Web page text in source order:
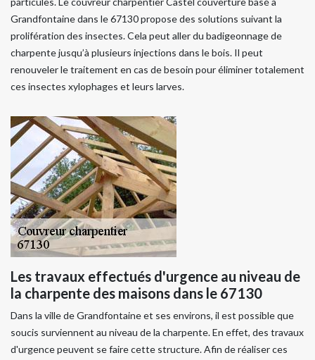
Grandfontaine dans le 67130 propose des solutions suivant la
prolifération des insectes. Cela peut aller du badigeonnage de
charpente jusqu’à plusieurs injections dans le bois. Il peut
renouveler le traitement en cas de besoin pour éliminer totalement
ces insectes xylophages et leurs larves.
Les travaux effectués d'urgence au niveau de
la charpente des maisons dans le 67130
Dans la ville de Grandfontaine et ses environs, il est possible que
soucis surviennent au niveau de la charpente. En effet, des travaux
d'urgence peuvent se faire cette structure. Afin de réaliser ces